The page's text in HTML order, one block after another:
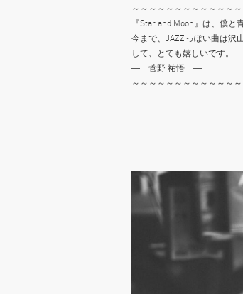
～～～～～～～～～～～～
『Star and Moon』は、僕
今まで、JAZZっぽい曲は沢
して、とても嬉しいです。
― 菅野 祐悟 ―
～～～～～～～～～～～～